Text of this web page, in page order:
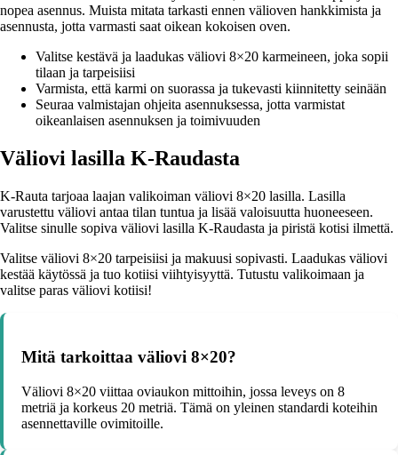
nopea asennus. Muista mitata tarkasti ennen välioven hankkimista ja
asennusta, jotta varmasti saat oikean kokoisen oven.
Valitse kestävä ja laadukas väliovi 8×20 karmeineen, joka sopii
tilaan ja tarpeisiisi
Varmista, että karmi on suorassa ja tukevasti kiinnitetty seinään
Seuraa valmistajan ohjeita asennuksessa, jotta varmistat
oikeanlaisen asennuksen ja toimivuuden
Väliovi lasilla K-Raudasta​​​​​​
K-Rauta tarjoaa laajan valikoiman väliovi 8×20 lasilla. Lasilla
varustettu väliovi antaa tilan tuntua ja lisää valoisuutta huoneeseen.
Valitse sinulle sopiva väliovi lasilla K-Raudasta ja piristä kotisi ilmettä.
Valitse väliovi 8×20 tarpeisiisi ja makuusi sopivasti. Laadukas väliovi
kestää käytössä ja tuo kotiisi viihtyisyyttä. Tutustu valikoimaan ja
valitse paras väliovi kotiisi!
Mitä tarkoittaa väliovi 8×20?
Väliovi 8×20 viittaa oviaukon mittoihin, jossa leveys on 8
metriä ja korkeus 20 metriä. Tämä on yleinen standardi koteihin
asennettaville ovimitoille.